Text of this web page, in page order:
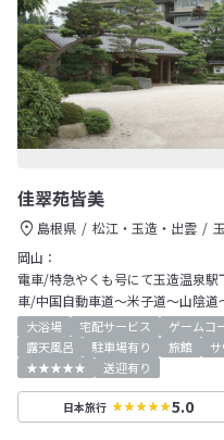
佳翠苑皆美
島根県 松江・玉造・出雲
岡山：
電車/特急やくも号にて玉造温泉
車/中国自動車道～米子道～山陰道
大浴場 宅配サービス ゲームコ
露天風呂
駐車場有り 旅館
★★★★★
送迎有り
日本旅行 5.0